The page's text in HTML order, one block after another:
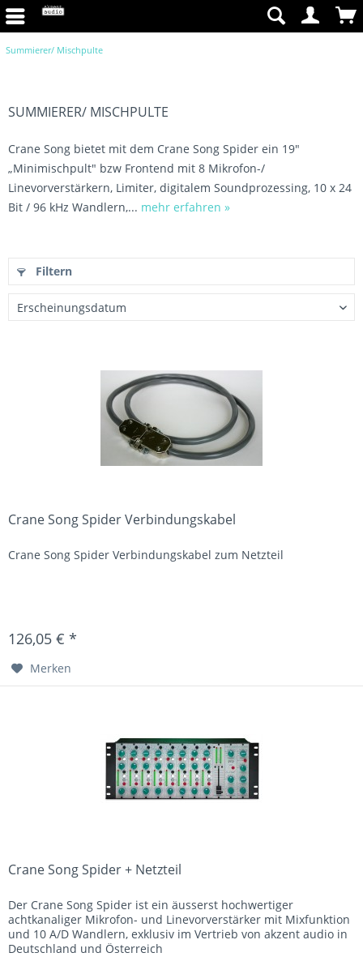
Summierer/ Mischpulte
SUMMIERER/ MISCHPULTE
Crane Song bietet mit dem Crane Song Spider ein 19"
„Minimischpult" bzw Frontend mit 8 Mikrofon-/
Linevorverstärkern, Limiter, digitalem Soundprozessing, 10 x 24
Bit / 96 kHz Wandlern,... mehr erfahren »
Filtern
Crane Song Spider Verbindungskabel
Crane Song Spider Verbindungskabel zum Netzteil
126,05 € *
Merken
Crane Song Spider + Netzteil
Der Crane Song Spider ist ein äusserst hochwertiger
achtkanaliger Mikrofon- und Linevorverstärker mit Mixfunktion
und 10 A/D Wandlern, exklusiv im Vertrieb von akzent audio in
Deutschland und Österreich